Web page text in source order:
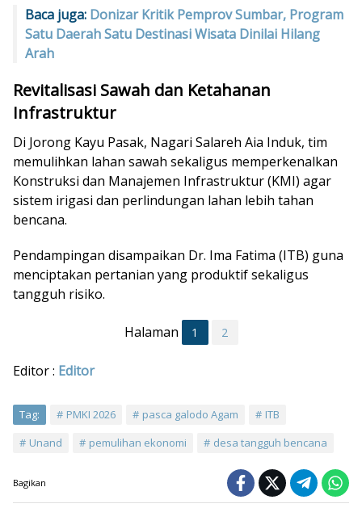
Baca juga: Donizar Kritik Pemprov Sumbar, Program
Satu Daerah Satu Destinasi Wisata Dinilai Hilang
Arah
Revitalisasi Sawah dan Ketahanan
Infrastruktur
Di Jorong Kayu Pasak, Nagari Salareh Aia Induk, tim
memulihkan lahan sawah sekaligus memperkenalkan
Konstruksi dan Manajemen Infrastruktur (KMI) agar
sistem irigasi dan perlindungan lahan lebih tahan
bencana.
Pendampingan disampaikan Dr. Ima Fatima (ITB) guna
menciptakan pertanian yang produktif sekaligus
tangguh risiko.
Halaman 1 2
Editor : Editor
Tag: PMKI 2026 pasca galodo Agam
ITB
Unand
pemulihan ekonomi desa tangguh bencana
Bagikan